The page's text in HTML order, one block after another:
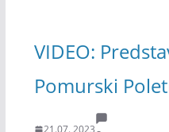
VIDEO:
Pomurski
21.07. 2023